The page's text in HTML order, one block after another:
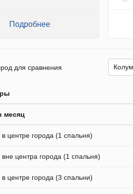
Подробнее
для сравнения
месяц
в центре города (1 спальня)
вне центра города (1 спальня)
в центре города (3 спальни)